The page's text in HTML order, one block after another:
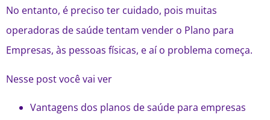
No entanto, é preciso ter cuidado, pois muitas
operadoras de saúde tentam vender o Plano para
Empresas, às pessoas físicas, e aí o problema começa.
Nesse post você vai ver
Vantagens dos planos de saúde para empresas